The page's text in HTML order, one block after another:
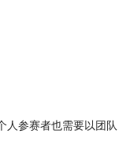
参赛者也需要以团队